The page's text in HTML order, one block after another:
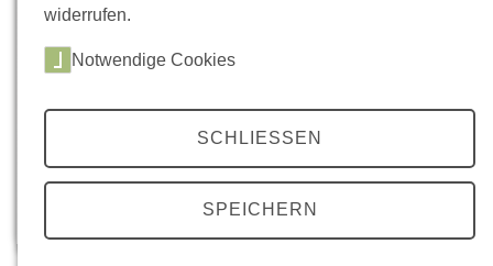
widerrufen.
Notwendige Cookies
SCHLIESSEN
SPEICHERN